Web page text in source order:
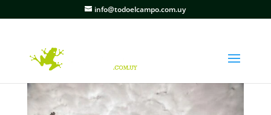
info@todoelcampo.com.uy